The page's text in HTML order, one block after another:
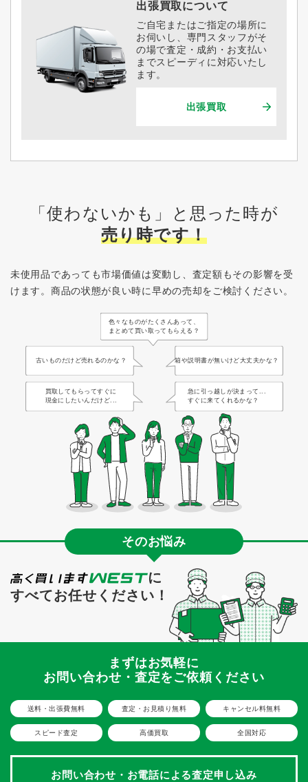
出張買取について
ご自宅またはご指定の場所に
お伺いし、専門スタッフがそ
の場で査定・成約・お支払い
までスピーディに対応いたし
ます。
出張買取
「使わないかも」と思った時が
売り時です！
未使用品であっても市場価値は変動し、査定額もその影響を受
けます。 商品の状態が良い時に早めの売却をご検討ください。
色々なものがたくさんあって、
まとめて買い取ってもらえる？
古いものだけど売れるのかな？ 箱や説明書が無いけど大丈夫かな？
買取してもらってすぐに
現金にしたいんだけど...
急に引っ越しが決まって...
すぐに来てくれるかな？
そのお悩み
に
すべてお任せください！
まずはお気軽に
お問い合わせ・査定をご依頼ください
送料・出張費無料 査定・お見積り無料 キャンセル料無料
スピード査定 高価買取 全国対応
お問い合わせ・お電話による査定申し込み